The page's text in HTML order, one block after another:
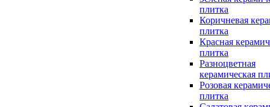
плитка
Коричневая
плитка
Красная
плитка
Разноцветная
керамическая
Розовая
плитка